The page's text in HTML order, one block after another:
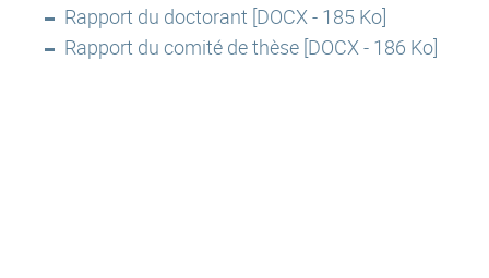
Rapport du doctorant [DOCX - 185 Ko]
Rapport du comité de thèse [DOCX - 186 Ko]